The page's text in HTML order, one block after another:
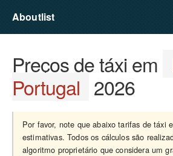
Aboutlist
Preços de táxi em
Portugal 2026
Por favor, note que abaixo tarifas de táxi
estimativas. Todos os cálculos são
algoritmo proprietário que considera um